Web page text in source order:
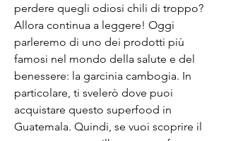
perdere quegli odiosi chili di troppo?
Allora continua a leggere! Oggi
parleremo di uno dei prodotti più
famosi nel mondo della salute e del
benessere: la garcinia cambogia. In
particolare, ti svelerò dove puoi
acquistare questo superfood in
Guatemala. Quindi, se vuoi scoprire il